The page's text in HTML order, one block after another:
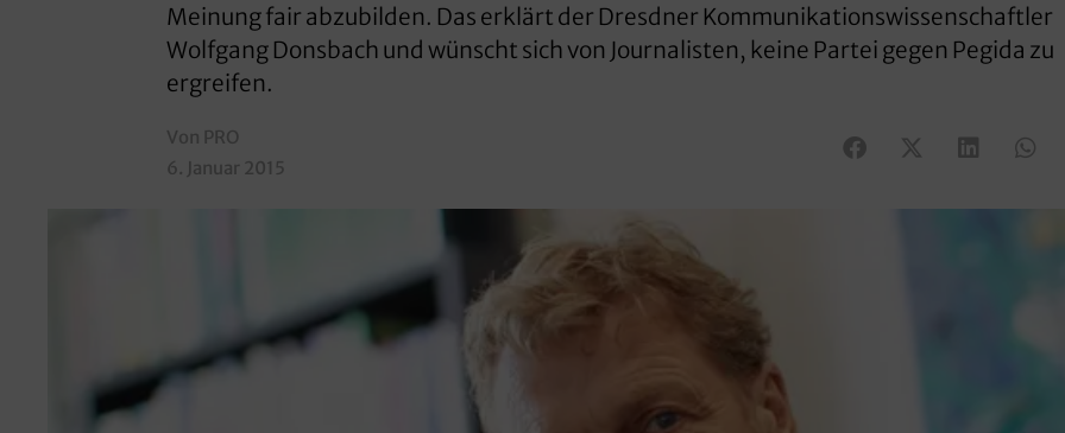
Meinung fair abzubilden. Das erklärt der Dresdner Kommunikationswissenschaftler
Wolfgang Donsbach und wünscht sich von Journalisten, keine Partei gegen Pegida zu
ergreifen.
Von PRO
6. Januar 2015